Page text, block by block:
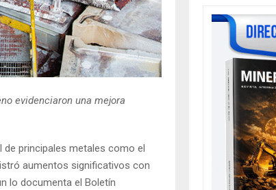
evidenciaron una mejora
de principales metales como el
aumentos significativos con
lo documenta el Boletín